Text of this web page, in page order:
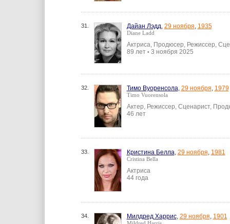
31. Дайан Лэдд, 29 ноября, 1935
Diane Ladd
Актриса, Продюсер, Режиссер,
89 лет • 3 ноября 2025
32. Тимо Вуоренсола, 29 ноября, 1979
Timo Vuorensola
Актер, Режиссер, Сценарист,
46 лет
33. Кристина Белла, 29 ноября, 1981
Cristina Bella
Актриса
44 года
34. Милдред Харрис, 29 ноября, 1901